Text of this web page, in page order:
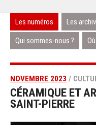
Les numéros Les
Qui sommes-nous ?
NOVEMBRE 2023 /
CÉRAMIQUE ET
SAINT-PIERRE